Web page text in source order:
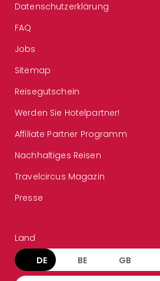
Datenschutzerklärung
FAQ
Jobs
Sitemap
Reisegutschein
Werden Sie Hotelpartner!
Affiliate Partner Programm
Nachhaltiges Reisen
Travelcircus Magazin
Presse
Land
DE BE GB